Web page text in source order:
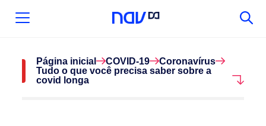
Página inicial COVID-19
Coronavírus
Tudo o que você precisa saber sobre a
covid longa